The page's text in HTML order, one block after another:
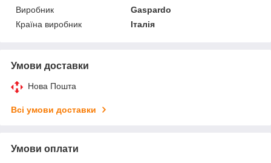
Виробник
Gaspardo
Країна виробник
Італія
Умови доставки
Нова Пошта
Всі умови доставки
Умови оплати